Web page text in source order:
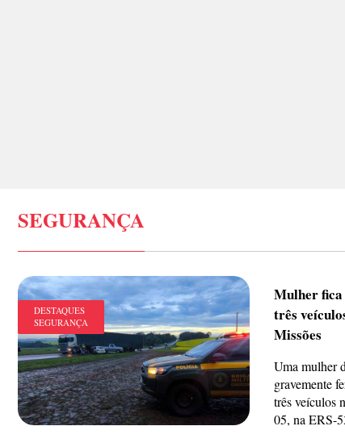
SEGURANÇA
DESTAQUES
SEGURANÇA
Mulher fica
três
Missões
Uma mulher
gravemente
três veículos
05, na ERS-